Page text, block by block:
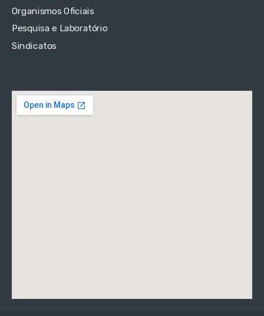
Organismos Oficiais
Pesquisa e Laboratório
Sindicatos